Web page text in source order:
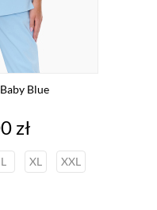
Blue
zł
L XL XXL